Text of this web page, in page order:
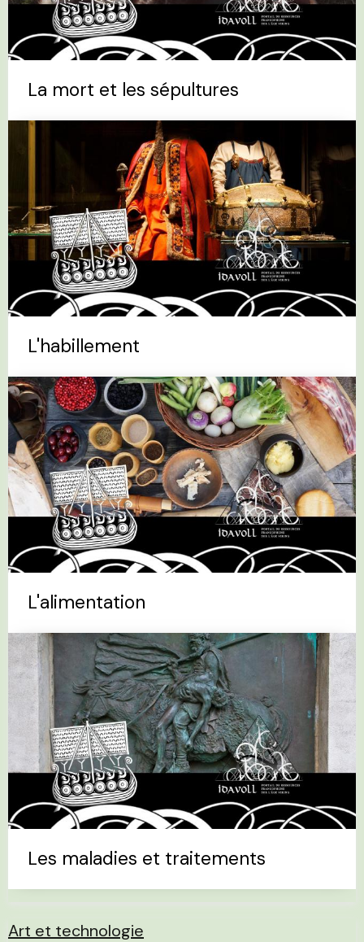
La mort et les sépultures
L'habillement
L'alimentation
Les maladies et traitements
Art et technologie